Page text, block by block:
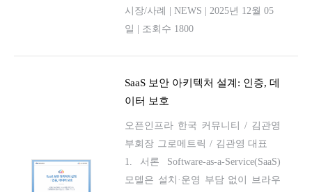
시장/사례 NEWS
2025년 12월 05
일
조회수 1800
SaaS 보안 아키텍처 설계: 인증, 데
이터 보호
오픈인프라 한국 커뮤니티 / 김관영
부회장 그로메트릭 / 김관영 대표
1. 서론 Software-as-a-Service(SaaS)
모델은 설치·운영 부담 없이 브라우